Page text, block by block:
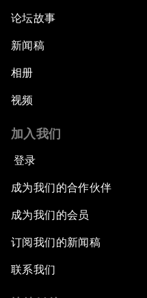
论坛故事
新闻稿
相册
视频
加入我们
登录
成为我们的合作伙伴
成为我们的会员
订阅我们的新闻稿
联系我们